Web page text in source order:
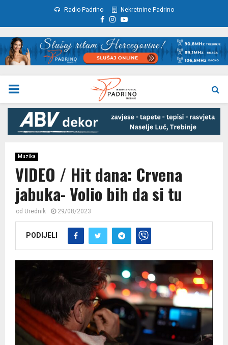
Radio Padrino Nekretnine Padrino
Facebook
Instagram
Youtube
PRIMARY
MENU
Muzika
VIDEO / Hit dana: Crvena
jabuka- Volio bih da si tu
od Urednik 29/08/2023
PODIJELI